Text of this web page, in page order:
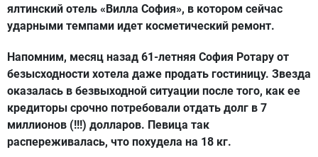
ялтинский отель «Вилла София», в котором сейчас
ударными темпами идет косметический ремонт.
Напомним, месяц назад 61-летняя София Ротару от
безысходности хотела даже продать гостиницу. Звезда
оказалась в безвыходной ситуации после того, как ее
кредиторы срочно потребовали отдать долг в 7
миллионов (!!!) долларов. Певица так
распереживалась, что похудела на 18 кг.